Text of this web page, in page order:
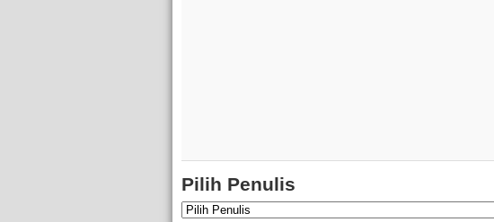
Pilih Penulis